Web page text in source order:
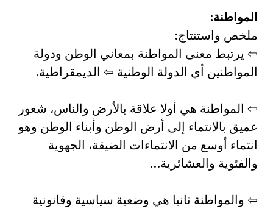
المواطنة:
ملخص واستنتاج:
⇦ يرتبط معنى المواطنة بمعاني الوطن ودولة
المواطنين أي الدولة الوطنية ⇦ الديمقراطية.
⇦ المواطنة هي أولا علاقة بالأرض والناس، شعور
عميق بالانتماء إلى أرض الوطن وأبناء الوطن وهو
انتماء أوسع من الانتماءات الضيقة، الجهوية
والفئوية والعشائرية…
⇦ والمواطنة ثانيا هي وضعية سياسية وقانونية